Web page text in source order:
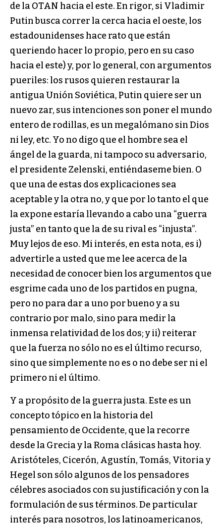
de la OTAN hacia el este. En rigor, si Vladimir
Putin busca correr la cerca hacia el oeste, los
estadounidenses hace rato que están
queriendo hacer lo propio, pero en su caso
hacia el este) y, por lo general, con argumentos
pueriles: los rusos quieren restaurar la
antigua Unión Soviética, Putin quiere ser un
nuevo zar, sus intenciones son poner el mundo
entero de rodillas, es un megalómano sin Dios
ni ley, etc. Yo no digo que el hombre sea el
ángel de la guarda, ni tampoco su adversario,
el presidente Zelenski, entiéndaseme bien. O
que una de estas dos explicaciones sea
aceptable y la otra no, y que por lo tanto el que
la expone estaría llevando a cabo una “guerra
justa” en tanto que la de su rival es “injusta”.
Muy lejos de eso. Mi interés, en esta nota, es i)
advertirle a usted que me lee acerca de la
necesidad de conocer bien los argumentos que
esgrime cada uno de los partidos en pugna,
pero no para dar a uno por bueno y a su
contrario por malo, sino para medir la
inmensa relatividad de los dos; y ii) reiterar
que la fuerza no sólo no es el último recurso,
sino que simplemente no es o no debe ser ni el
primero ni el último.
Y a propósito de la guerra justa. Este es un
concepto tópico en la historia del
pensamiento de Occidente, que la recorre
desde la Grecia y la Roma clásicas hasta hoy.
Aristóteles, Cicerón, Agustín, Tomás, Vitoria y
Hegel son sólo algunos de los pensadores
célebres asociados con su justificación y con la
formulación de sus términos. De particular
interés para nosotros, los latinoamericanos,